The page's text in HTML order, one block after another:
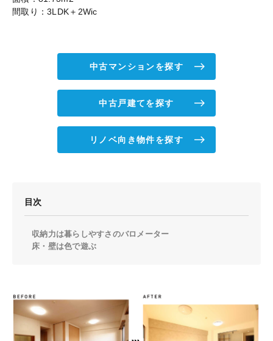
間取り：3LDK＋2Wic
中古マンションを探す
中古戸建てを探す
リノベ向き物件を探す
目次
収納力は暮らしやすさのバロメーター
床・壁は色で遊ぶ